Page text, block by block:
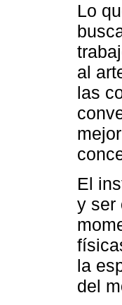
Lo
al
las
El
y ser
la
del